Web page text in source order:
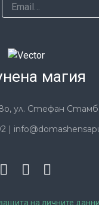
магия
ул. Стефан
|
на личните данни